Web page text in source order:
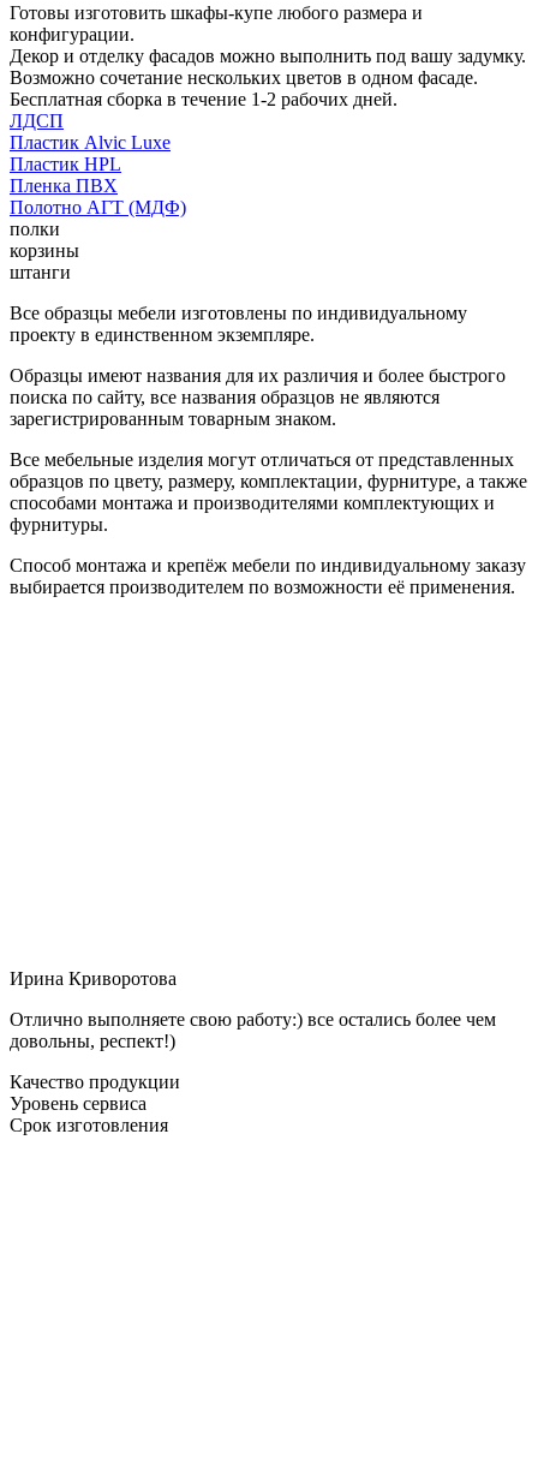
Готовы изготовить шкафы-купе любого размера и
конфигурации.
Декор и отделку фасадов можно выполнить под вашу задумку.
Возможно сочетание нескольких цветов в одном фасаде.
Бесплатная сборка в течение 1-2 рабочих дней.
ЛДСП
Пластик Alvic Luxe
Пластик HPL
Пленка ПВХ
Полотно АГТ (МДФ)
полки
корзины
штанги
Все образцы мебели изготовлены по индивидуальному
проекту в единственном экземпляре.
Образцы имеют названия для их различия и более быстрого
поиска по сайту, все названия образцов не являются
зарегистрированным товарным знаком.
Все мебельные изделия могут отличаться от представленных
образцов по цвету, размеру, комплектации, фурнитуре, а также
способами монтажа и производителями комплектующих и
фурнитуры.
Способ монтажа и крепёж мебели по индивидуальному заказу
выбирается производителем по возможности её применения.
Ирина Криворотова
Отлично выполняете свою работу:) все остались более чем
довольны, респект!)
Качество продукции
Уровень сервиса
Срок изготовления